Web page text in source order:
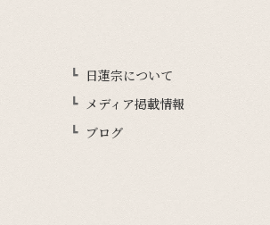
日蓮宗について
メディア掲載情報
ブログ